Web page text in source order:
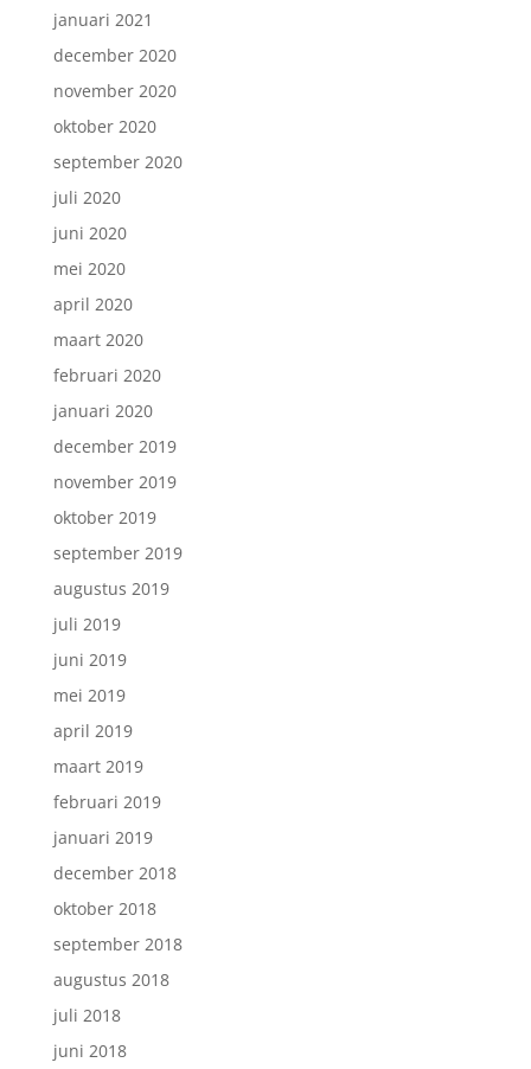
januari 2021
december 2020
november 2020
oktober 2020
september 2020
juli 2020
juni 2020
mei 2020
april 2020
maart 2020
februari 2020
januari 2020
december 2019
november 2019
oktober 2019
september 2019
augustus 2019
juli 2019
juni 2019
mei 2019
april 2019
maart 2019
februari 2019
januari 2019
december 2018
oktober 2018
september 2018
augustus 2018
juli 2018
juni 2018